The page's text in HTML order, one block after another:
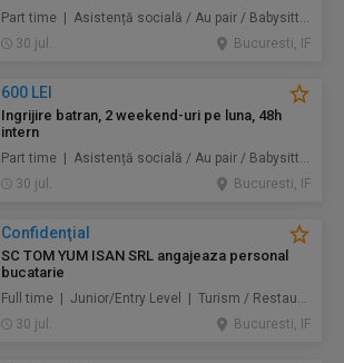
Part time | Asistență socială / Au pair / Babysitter / Curăţenie / Prestări servicii
30 jul.
Bucuresti, IF
600 LEI
Ingrijire batran, 2 weekend-uri pe luna, 48h
intern
Part time | Asistență socială / Au pair / Babysitter / Curăţenie / Prestări servicii
30 jul.
Bucuresti, IF
Confidenţial
SC TOM YUM ISAN SRL angajeaza personal
bucatarie
Full time | Junior/Entry Level | Turism / Restaurante / Hoteluri
30 jul.
Bucuresti, IF